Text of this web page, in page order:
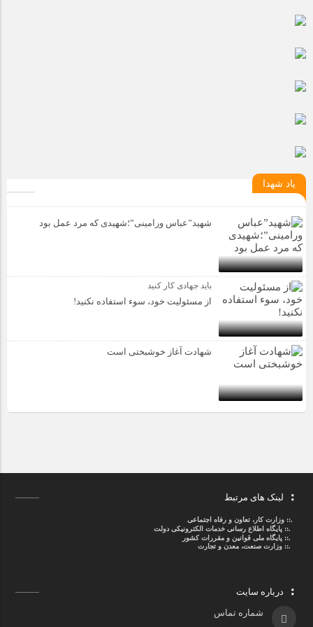
یاد شهدا
شهید”عباس ورامینی”؛شهیدی که مرد عمل بود
باید جهادی کار کنید
از مسئولیت خود، سوء استفاده نکنید!
شهادت آغاز خوشبختی است
لینک های مرتبط
.::وزارت کار، تعاون و رفاه اجتماعی
.::پایگاه اطلاع رسانی خدمات الکترونیکی دولت
.::پایگاه ملی قوانین و مقررات کشور
.:: وزارت صنعت، معدن و تجارت
درباره سایت
شماره تماس